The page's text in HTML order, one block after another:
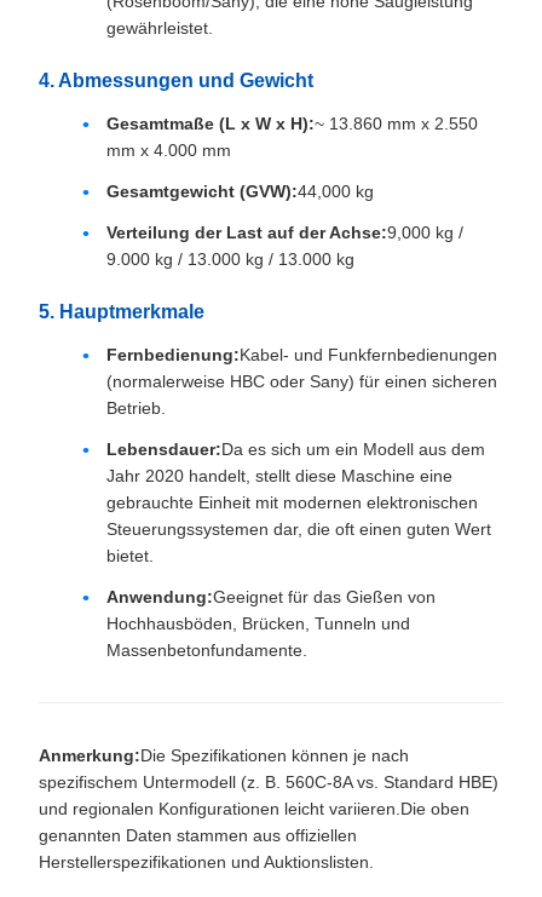
gewährleistet.
4. Abmessungen und Gewicht
Gesamtmaße (L x W x H):~ 13.860 mm x 2.550
mm x 4.000 mm
Gesamtgewicht (GVW):44,000 kg
Verteilung der Last auf der Achse:9,000 kg /
9.000 kg / 13.000 kg / 13.000 kg
5. Hauptmerkmale
Fernbedienung:Kabel- und Funkfernbedienungen
(normalerweise HBC oder Sany) für einen sicheren
Betrieb.
Lebensdauer:Da es sich um ein Modell aus dem
Jahr 2020 handelt, stellt diese Maschine eine
gebrauchte Einheit mit modernen elektronischen
Steuerungssystemen dar, die oft einen guten Wert
bietet.
Anwendung:Geeignet für das Gießen von
Hochhausböden, Brücken, Tunneln und
Massenbetonfundamente.
Anmerkung:Die Spezifikationen können je nach
spezifischem Untermodell (z. B. 560C-8A vs. Standard HBE)
und regionalen Konfigurationen leicht variieren.Die oben
genannten Daten stammen aus offiziellen
Herstellerspezifikationen und Auktionslisten.